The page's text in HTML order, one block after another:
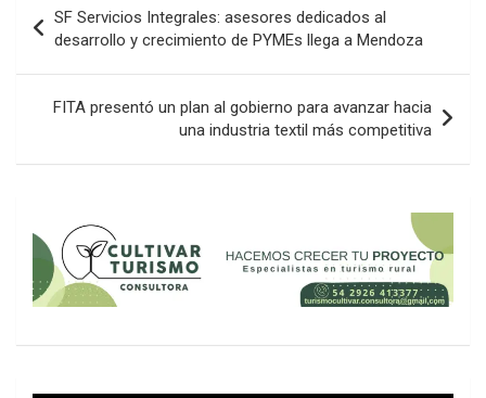
de
entradas
SF Servicios Integrales: asesores dedicados al
desarrollo y crecimiento de PYMEs llega a Mendoza
FITA presentó un plan al gobierno para avanzar hacia
una industria textil más competitiva